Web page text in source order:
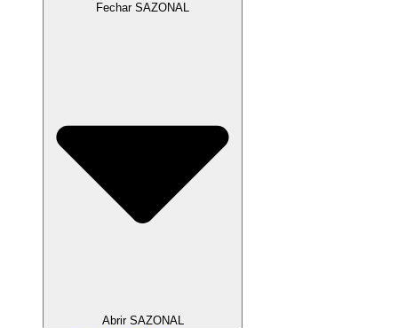
Fechar SAZONAL
Abrir SAZONAL